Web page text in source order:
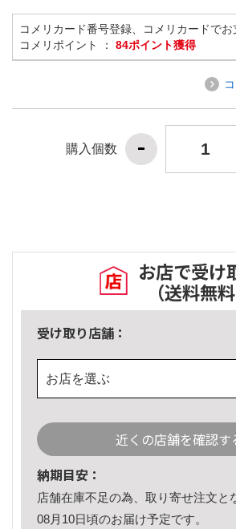
コメリカード番号登録、コメリカードでお
コメリポイント ： 84ポイント獲得
購入個数
お店で受け
（送料無料
受け取り店舗：
お店を選ぶ
近くの店舗を確認す
納期目安：
店舗在庫不足の為、取り寄せ注文と
08月10日頃のお届け予定です。